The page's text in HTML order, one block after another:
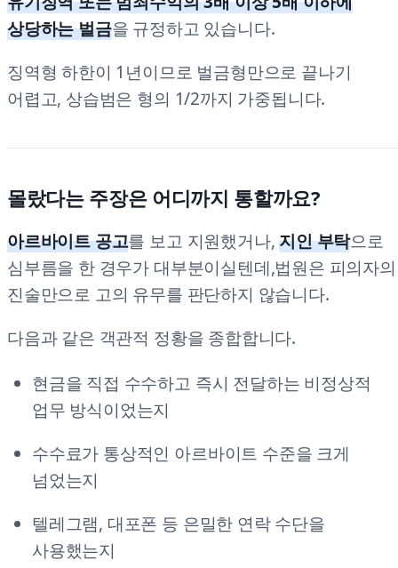
상당하는 벌금을 규정하고 있습니다.
징역형 하한이 1년이므로 벌금형만으로 끝나기
어렵고, 상습범은 형의 1/2까지 가중됩니다.
몰랐다는 주장은 어디까지 통할까요?
아르바이트 공고를 보고 지원했거나,지인 부탁으로
심부름을 한 경우가 대부분이실텐데,법원은 피의자의
진술만으로 고의 유무를 판단하지 않습니다.
다음과 같은 객관적 정황을 종합합니다.
현금을 직접 수수하고 즉시 전달하는 비정상적
업무 방식이었는지
수수료가 통상적인 아르바이트 수준을 크게
넘었는지
텔레그램, 대포폰 등 은밀한 연락 수단을
사용했는지